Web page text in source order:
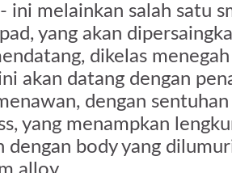
- ini melainkan salah satu
yang akan
dikelas
akan datang dengan
dengan
yang menampkan
dengan body yang